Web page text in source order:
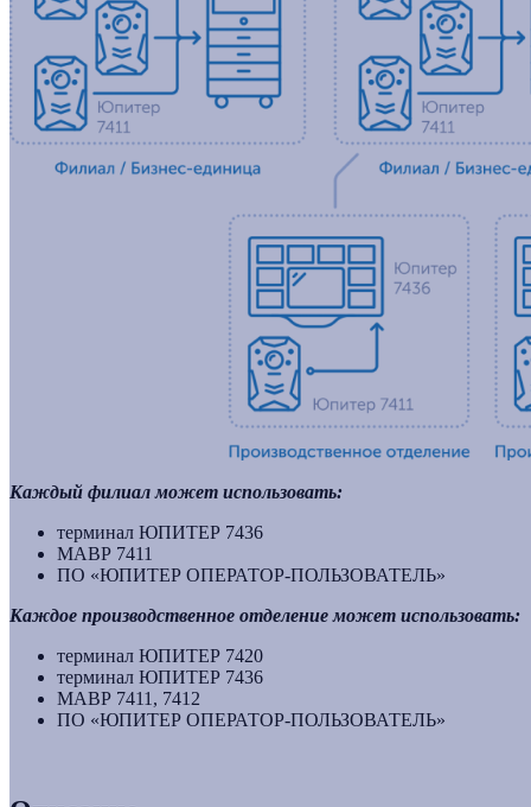
Каждый филиал может использовать:
терминал ЮПИТЕР 7436
МАВР 7411
ПО «ЮПИТЕР ОПЕРАТОР-ПОЛЬЗОВАТЕЛЬ»
Каждое производственное отделение может использовать:
терминал ЮПИТЕР 7420
терминал ЮПИТЕР 7436
МАВР 7411, 7412
ПО «ЮПИТЕР ОПЕРАТОР-ПОЛЬЗОВАТЕЛЬ»